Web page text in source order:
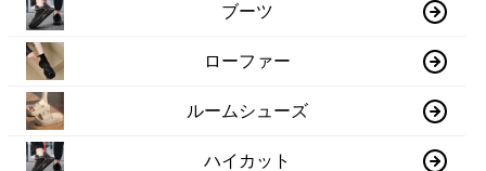
ブーツ
ローファー
ルームシューズ
ハイカット